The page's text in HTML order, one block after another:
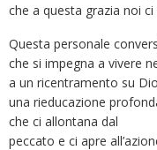
che a questa grazia noi
Questa personale
che si impegna a vivere
a un ricentramento su
una rieducazione
che ci allontana dal
peccato e ci apre